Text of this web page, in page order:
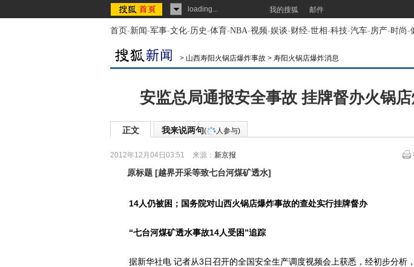
loading... 我的搜狐 邮件
首页-新闻-军事-文化-历史-体育-NBA-视频-娱谈-财经-世相-科技-汽车-房产-时尚-
> 山西寿阳火锅店爆炸事故 > 寿阳火锅店爆炸消息
安监总局通报安全事故 挂牌督办火锅
正文 我来说两句( 人参与)
2012年12月04日03:51 来源： 新京报
原标题 [越界开采等致七台河煤矿透水]
14人仍被困；国务院对山西火锅店爆炸事故的查处实行挂牌督办
“七台河煤矿透水事故14人受困”追踪
据新华社电 记者从3日召开的全国安全生产调度视频会上获悉，经初步分析